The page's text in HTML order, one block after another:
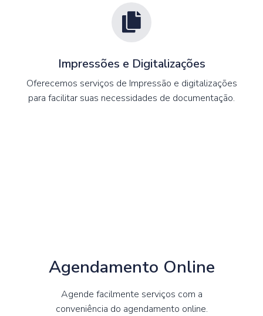
Impressões e Digitalizações
Oferecemos serviços de Impressão e digitalizações
para facilitar suas necessidades de documentação.
Agendamento Online
Agende facilmente serviços com a
conveniência do agendamento online.